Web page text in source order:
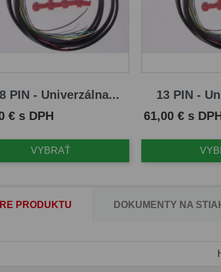
PIN - Univerzálna...
€ s DPH
VYBRAŤ
13 PIN -
Cena
61,00 € s
PRODUKTU DOKUMENTY NA